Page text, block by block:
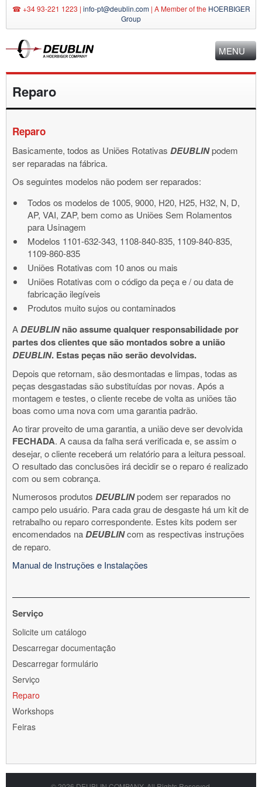
☎ +34 93-221 1223 | info-pt@deublin.com | A Member of the HOERBIGER
Group
MENU
Reparo
Reparo
Basicamente, todos as Uniões Rotativas DEUBLINpodem
ser reparadas na fábrica.
Os seguintes modelos não podem ser reparados:
Todos os modelos de 1005, 9000, H20, H25, H32, N, D,
AP, VAI, ZAP, bem como as Uniões Sem Rolamentos
para Usinagem
Modelos 1101-632-343, 1108-840-835, 1109-840-835,
1109-860-835
Uniões Rotativas com 10 anos ou mais
Uniões Rotativas com o código da peça e / ou data de
fabricação ilegíveis
Produtos muito sujos ou contaminados
ADEUBLINnão assume qualquer responsabilidade por
partes dos clientes que são montados sobre a união
DEUBLIN. Estas peças não serão devolvidas.
Depois que retornam, são desmontadas e limpas, todas as
peças desgastadas são substituídas por novas. Após a
montagem e testes, o cliente recebe de volta as uniões tão
boas como uma nova com uma garantia padrão.
Ao tirar proveito de uma garantia, a união deve ser devolvida
FECHADA. A causa da falha será verificada e, se assim o
desejar, o cliente receberá um relatório para a leitura pessoal.
O resultado das conclusões irá decidir se o reparo é realizado
com ou sem cobrança.
Numerosos produtos DEUBLINpodem ser reparados no
campo pelo usuário. Para cada grau de desgaste há um kit de
retrabalho ou reparo correspondente. Estes kits podem ser
encomendados naDEUBLINcom as respectivas instruções
de reparo.
Manual de Instruções e Instalações
Serviço
Skip
Solicite um catálogo
Descarregar documentação
Descarregar formulário
Serviço
Reparo
Workshops
Feiras